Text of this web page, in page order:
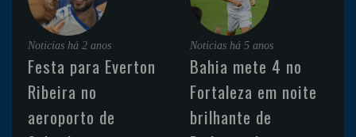
Noticias há 2 anos
Festa para Everton
Ribeira no
aeroporto de
Noticias há 5 anos
Bahia mete 4 no
Fortaleza em noite
brilhante de